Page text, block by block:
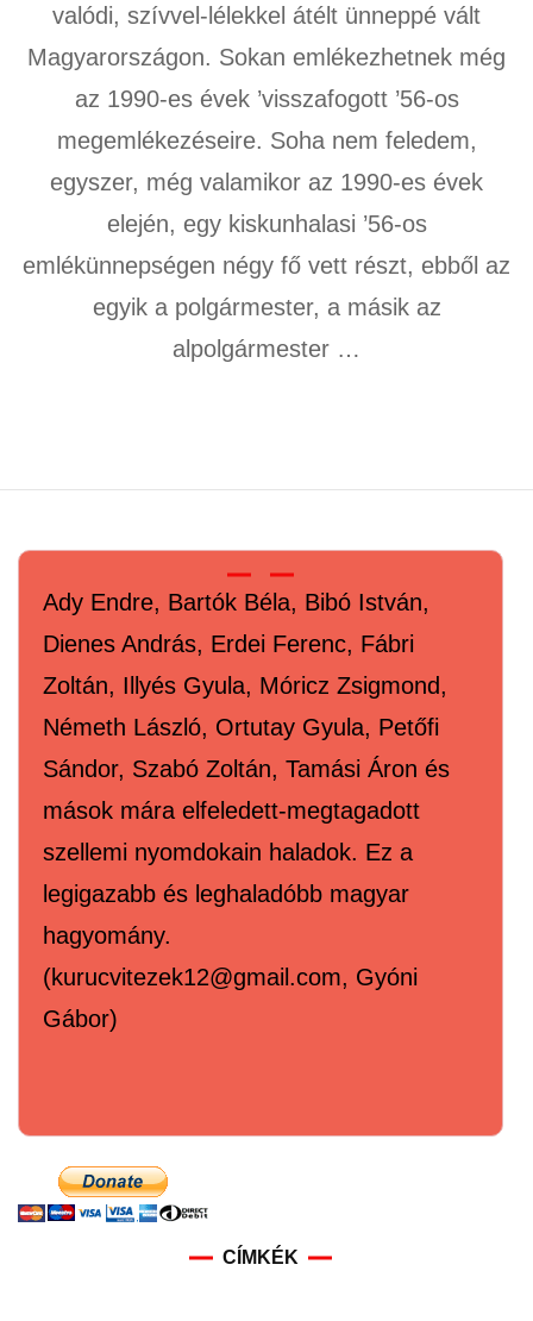
valódi, szívvel-lélekkel átélt ünneppé vált
Magyarországon. Sokan emlékezhetnek még
az 1990-es évek ’visszafogott ’56-os
megemlékezéseire. Soha nem feledem,
egyszer, még valamikor az 1990-es évek
elején, egy kiskunhalasi ’56-os
emlékünnepségen négy fő vett részt, ebből az
egyik a polgármester, a másik az
alpolgármester …
Ady Endre, Bartók Béla, Bibó István,
Dienes András, Erdei Ferenc, Fábri
Zoltán, Illyés Gyula, Móricz Zsigmond,
Németh László, Ortutay Gyula, Petőfi
Sándor, Szabó Zoltán, Tamási Áron és
mások mára elfeledett-megtagadott
szellemi nyomdokain haladok. Ez a
legigazabb és leghaladóbb magyar
hagyomány.
(kurucvitezek12@gmail.com, Gyóni
Gábor)
CÍMKÉK